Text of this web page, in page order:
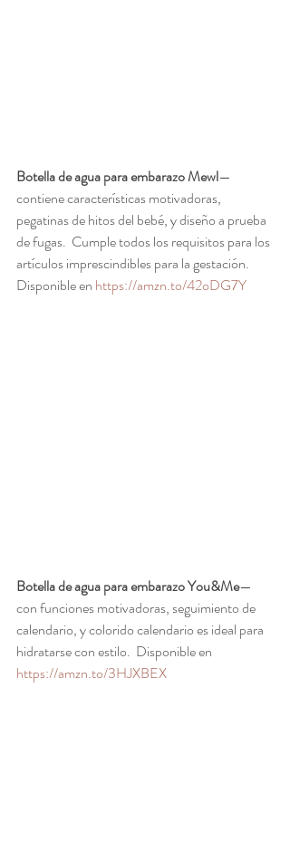
Botella de agua para embarazo Mewl—
contiene características motivadoras,
pegatinas de hitos del bebé, y diseño a prueba
de fugas.  Cumple todos los requisitos para los
artículos imprescindibles para la gestación.
Disponible en https://amzn.to/42oDG7Y
Botella de agua para embarazo You&Me—
con funciones motivadoras, seguimiento de
calendario, y colorido calendario es ideal para
hidratarse con estilo.  Disponible en
https://amzn.to/3HJXBEX